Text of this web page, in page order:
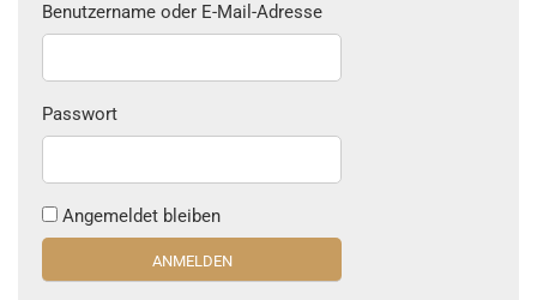
Benutzername oder E-Mail-Adresse
Passwort
Angemeldet bleiben